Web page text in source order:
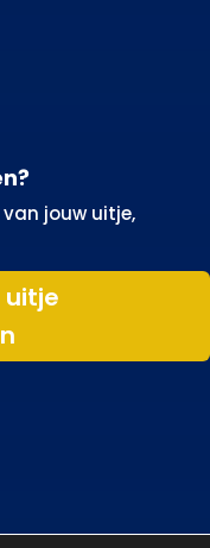
jouw uitje,
uitje